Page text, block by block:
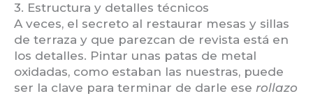
3. Estructura y detalles técnicos
A veces, el secreto al restaurar mesas y sillas
de terraza y que parezcan de revista está en
los detalles. Pintar unas patas de metal
oxidadas, como estaban las nuestras, puede
ser la clave para terminar de darle ese rollazo